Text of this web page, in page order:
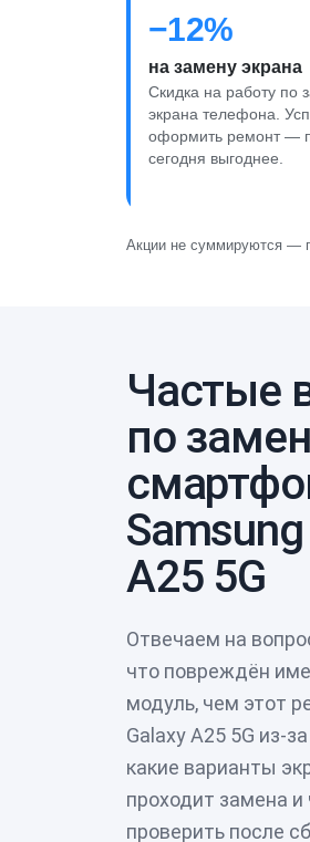
−12%
на замену экрана
Скидка на работу по
экрана телефона.
оформить ремонт —
сегодня выгоднее.
Акции не суммируются —
Частые
по
A25 5G
Отвечаем на
что повреждён
модуль, чем этот
Galaxy A25 5G из-
какие варианты
проходит замена и
проверить после